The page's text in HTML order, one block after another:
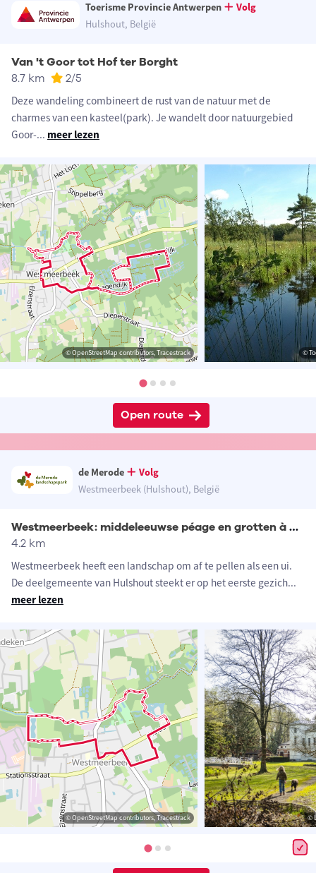
Toerisme Provincie Antwerpen
Volg
Hulshout, België
Van 't Goor tot Hof ter Borght
8.7 km 2/5
Deze wandeling combineert de rust van de natuur met de
charmes van een kasteel(park). Je wandelt door natuurgebied
Goor-... meer lezen
© OpenStreetMap contributors, Tracestrack ©
Open route
de Merode
Volg
Westmeerbeek (Hulshout), België
Westmeerbeek: middeleeuwse péage en grotten à volonté
4.2 km
Westmeerbeek heeft een landschap om af te pellen als een ui.
De deelgemeente van Hulshout steekt er op het eerste gezich...
meer lezen
© OpenStreetMap contributors, Tracestrack ©